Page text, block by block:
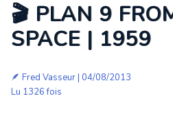
🎬 PLAN 9
SPACE | 1959
🪶 Fred Vasseur| 04/08/2013
Lu 1326 fois